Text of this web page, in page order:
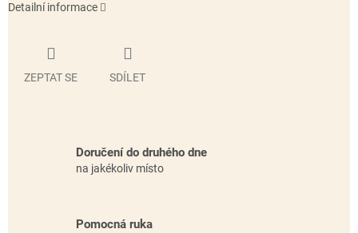
Detailní informace
ZEPTAT SE SDÍLET
Doručení do druhého dne
na jakékoliv místo
Pomocná ruka